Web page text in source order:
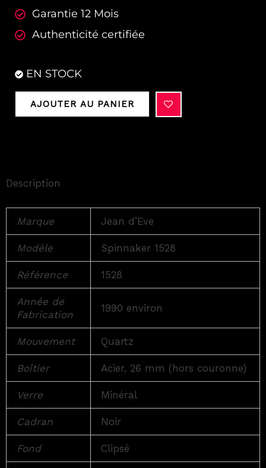
Garantie 12 Mois
Authenticité certifiée
EN STOCK
AJOUTER AU PANIER
Description
Marque Jean d’Eve
Modèle Spinnaker 1528
Référence 1528
Année de
Fabrication
1990 environ
Mouvement Quartz
Boîtier Acier, 26 mm (hors couronne)
Verre Minéral
Cadran Noir
Fond Clipsé